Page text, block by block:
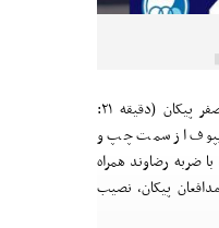
شرح گل‌ها: استقلال یک – صفر پیکان (دقیقه ۲۱:
از سمت چپ و
ضربه رضاوند همراه
پیکان، نصیب